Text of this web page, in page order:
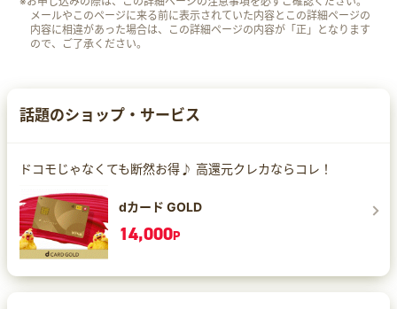
メールやこのページに来る前に表示されていた内容とこの詳細ページの
内容に相違があった場合は、この詳細ページの内容が「正」となります
ので、ご了承ください。
話題のショップ・サービス
ドコモじゃなくても断然お得♪ 高還元クレカならコレ！
dカード GOLD
14,000P